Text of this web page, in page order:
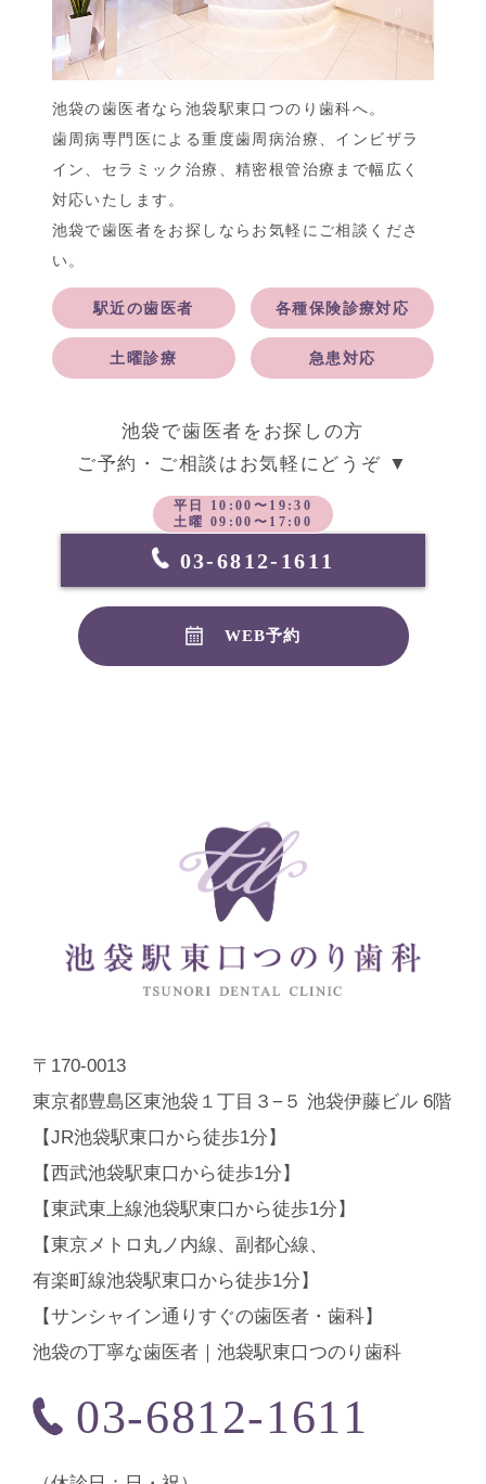
池袋の歯医者なら池袋駅東口つのり歯科へ。
歯周病専門医による重度歯周病治療、インビザラ
イン、セラミック治療、精密根管治療まで幅広く
対応いたします。
池袋で歯医者をお探しならお気軽にご相談くださ
い。
駅近の歯医者 各種保険診療対応
土曜診療 急患対応
池袋で歯医者をお探しの方
ご予約・ご相談はお気軽にどうぞ ▼
平日 10:00〜19:30
土曜 09:00〜17:00
03-6812-1611
WEB予約
〒170-0013
東京都豊島区東池袋１丁目３−５ 池袋伊藤ビル 6階
【JR池袋駅東口から徒歩1分】
【西武池袋駅東口から徒歩1分】
【東武東上線池袋駅東口から徒歩1分】
【東京メトロ丸ノ内線、副都心線、
有楽町線池袋駅東口から徒歩1分】
【サンシャイン通りすぐの歯医者・歯科】
池袋の丁寧な歯医者｜池袋駅東口つのり歯科
03-6812-1611